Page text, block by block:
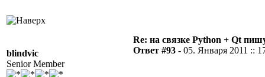
blindvic
Senior Member
Re: на связке Python + Qt
Ответ #93 - 05. Января 2011 ::